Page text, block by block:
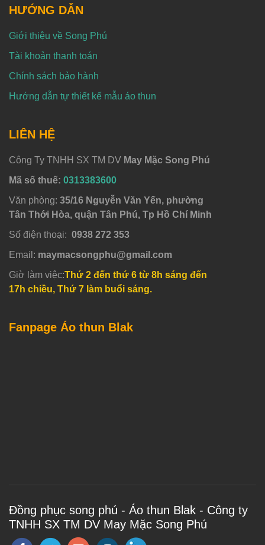
HƯỚNG DẪN
Giới thiệu về Song Phú
Tài khoản thanh toán
Chính sách bảo hành
Hướng dẫn tự thiết kế mẫu áo thun
LIÊN HỆ
Công Ty TNHH SX TM DV May Mặc Song Phú
Mã số thuế: 0313383600
Văn phòng: 35/16 Nguyễn Văn Yến, phường
Tân Thới Hòa, quận Tân Phú, Tp Hồ Chí Minh
Số điện thoại: 0938 272 353
Email: maymacsongphu@gmail.com
Giờ làm việc:Thứ 2 đến thứ 6 từ 8h sáng đến
17h chiều, Thứ 7 làm buổi sáng.
Fanpage Áo thun Blak
Đồng phục song phú - Áo thun Blak - Công ty
TNHH SX TM DV May Mặc Song Phú